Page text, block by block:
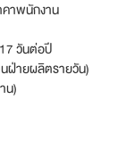
คาพนักงาน
วันต่อปี
ฝ่ายผลิตรายวัน)
น)